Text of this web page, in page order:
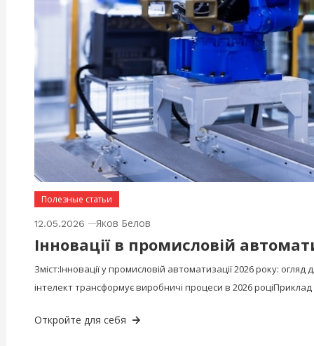
Полезные статьи
12.05.2026 Яков Белов
Інновації в промисловій
Зміст:Інновації у промисловій автоматизації 2026 року:
інтелект трансформує виробничі процеси в 2026
Откройте для себя